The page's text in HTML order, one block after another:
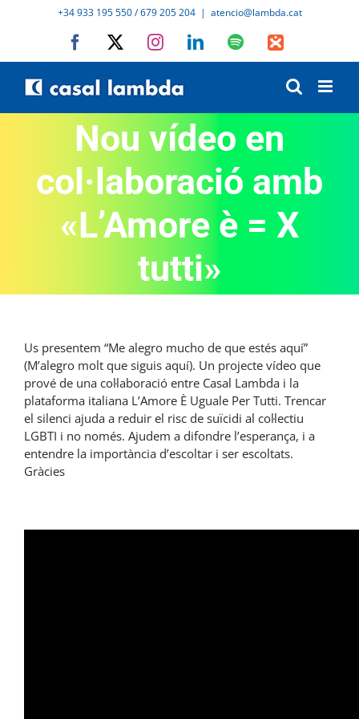
+34 933 195 550 / 679 205 204 | atencio@lambda.cat
Facebook InstagramLinkedInSpotifyIVoox
Nou vídeo en
col·laboració amb
«L’Amore è = X
tutti»
Us presentem “Me alegro mucho de que estés aquí”
(M’alegro molt que siguis aquí). Un projecte vídeo que
prové de una col·laboració entre Casal Lambda i la
plataforma italiana L’Amore È Uguale Per Tutti. Trencar
el silenci ajuda a reduir el risc de suïcidi al col·lectiu
LGBTI i no només. Ajudem a difondre l’esperança, i a
entendre la importància d’escoltar i ser escoltats.
Gràcies